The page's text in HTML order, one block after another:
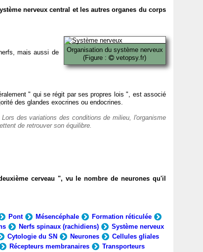
nerveux central et les autres organes du corps
Organisation du système nerveux
(Figure :
vetopsy.fr)
mais aussi de
" qui se régit par ses propres lois ", est associé
des glandes exocrines ou endocrines.
Lors des variations des conditions de milieu, l'organisme
de retrouver son équilibre.
cerveau ", vu le nombre de neurones qu'il
Pont Mésencéphale
Formation réticulée
Nerfs spinaux (rachidiens)
Système nerveux
Cytologie du SN Neurones
Cellules gliales
Récepteurs membranaires
Transporteurs